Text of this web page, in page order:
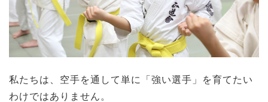
私たちは、空手を通して単に「強い選手」を育てたい
わけではありません。